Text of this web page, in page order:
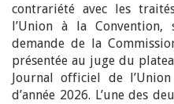
contrariété avec les
l’Union à la Convention,
demande de la
présentée au juge du
Journal officiel de
d’année 2026. L’une des